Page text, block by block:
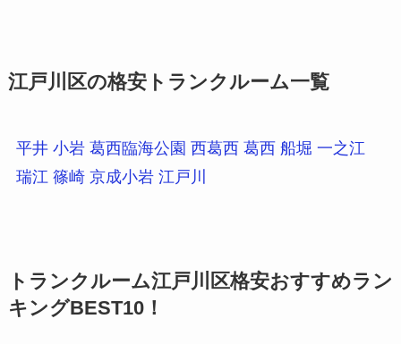
江戸川区の格安トランクルーム一覧
平井 小岩 葛西臨海公園 西葛西 葛西 船堀 一之江
瑞江 篠崎 京成小岩 江戸川
トランクルーム江戸川区格安おすすめラン
キングBEST10！